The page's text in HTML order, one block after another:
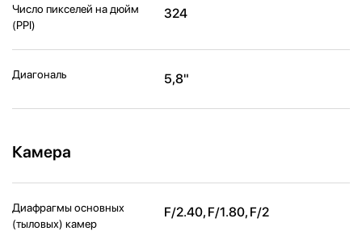
Число пикселей на дюйм
(PPI)
324
Диагональ 5,8"
Камера
Диафрагмы основных
(тыловых) камер
F/2.40, F/1.80, F/2